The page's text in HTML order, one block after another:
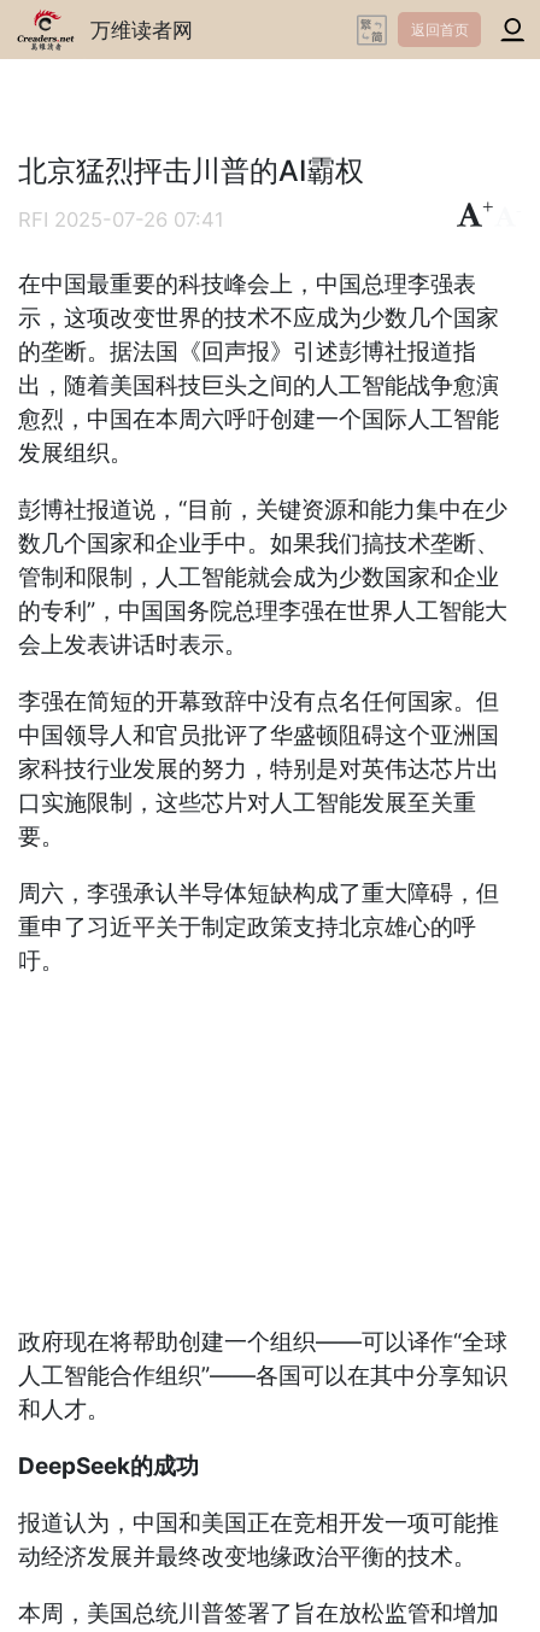
万维读者网 返回首页
北京猛烈抨击川普的AI霸权
RFI 2025-07-26 07:41
+
在中国最重要的科技峰会上，中国总理李强表
示，这项改变世界的技术不应成为少数几个国家
的垄断。据法国《回声报》引述彭博社报道指
出，随着美国科技巨头之间的人工智能战争愈演
愈烈，中国在本周六呼吁创建一个国际人工智能
发展组织。
彭博社报道说，“目前，关键资源和能力集中在少
数几个国家和企业手中。如果我们搞技术垄断、
管制和限制，人工智能就会成为少数国家和企业
的专利”，中国国务院总理李强在世界人工智能大
会上发表讲话时表示。
李强在简短的开幕致辞中没有点名任何国家。但
中国领导人和官员批评了华盛顿阻碍这个亚洲国
家科技行业发展的努力，特别是对英伟达芯片出
口实施限制，这些芯片对人工智能发展至关重
要。
周六，李强承认半导体短缺构成了重大障碍，但
重申了习近平关于制定政策支持北京雄心的呼
吁。
政府现在将帮助创建一个组织——可以译作“全球
人工智能合作组织”——各国可以在其中分享知识
和人才。
DeepSeek的成功
报道认为，中国和美国正在竞相开发一项可能推
动经济发展并最终改变地缘政治平衡的技术。
本周，美国总统川普签署了旨在放松监管和增加